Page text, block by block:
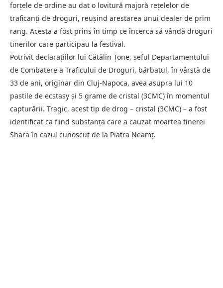
forțele de ordine au dat o lovitură majoră rețelelor de
traficanți de droguri, reușind arestarea unui dealer de prim
rang. Acesta a fost prins în timp ce încerca să vândă droguri
tinerilor care participau la festival.
Potrivit declarațiilor lui Cătălin Țone, șeful Departamentului
de Combatere a Traficului de Droguri, bărbatul, în vârstă de
33 de ani, originar din Cluj-Napoca, avea asupra lui 10
pastile de ecstasy și 5 grame de cristal (3CMC) în momentul
capturării. Tragic, acest tip de drog – cristal (3CMC) – a fost
identificat ca fiind substanța care a cauzat moartea tinerei
Shara în cazul cunoscut de la Piatra Neamț.